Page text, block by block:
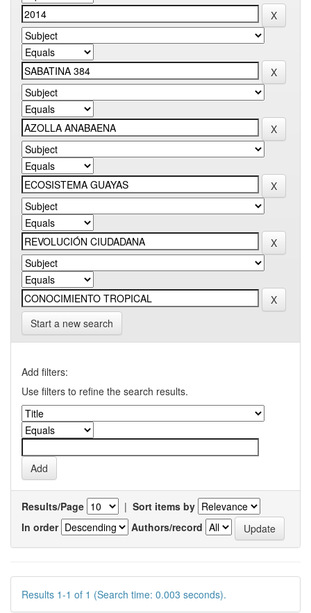
Start a new search
Add filters:
Use filters to refine the search results.
Results/Page | Sort items by
In order
Authors/record
Results 1-1 of 1 (Search time: 0.003 seconds).